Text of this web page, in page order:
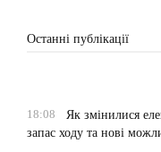
Останні публікації
18:08
Як змінилися
запас ходу та нові